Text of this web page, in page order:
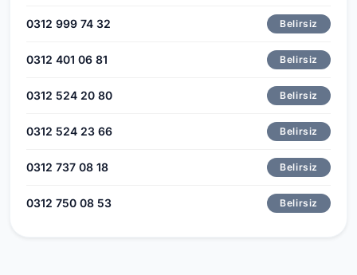
0312 999 74 32 Belirsiz
0312 401 06 81 Belirsiz
0312 524 20 80 Belirsiz
0312 524 23 66 Belirsiz
0312 737 08 18 Belirsiz
0312 750 08 53 Belirsiz